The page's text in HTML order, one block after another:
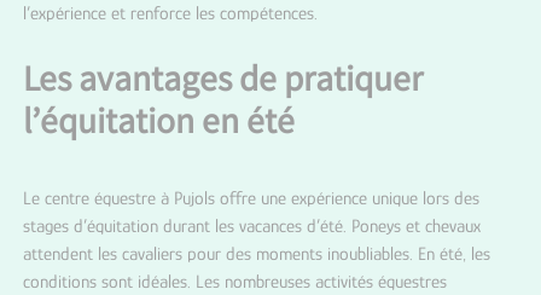
l’expérience et renforce les compétences.
Les avantages de pratiquer
l’équitation en été
Lecentre équestre à Pujols offre une expérience unique lors des
stages d’équitation durant les vacances d’été. Poneys et chevaux
attendent les cavaliers pour des moments inoubliables. En été, les
conditions sont idéales. Les nombreuses activités équestres